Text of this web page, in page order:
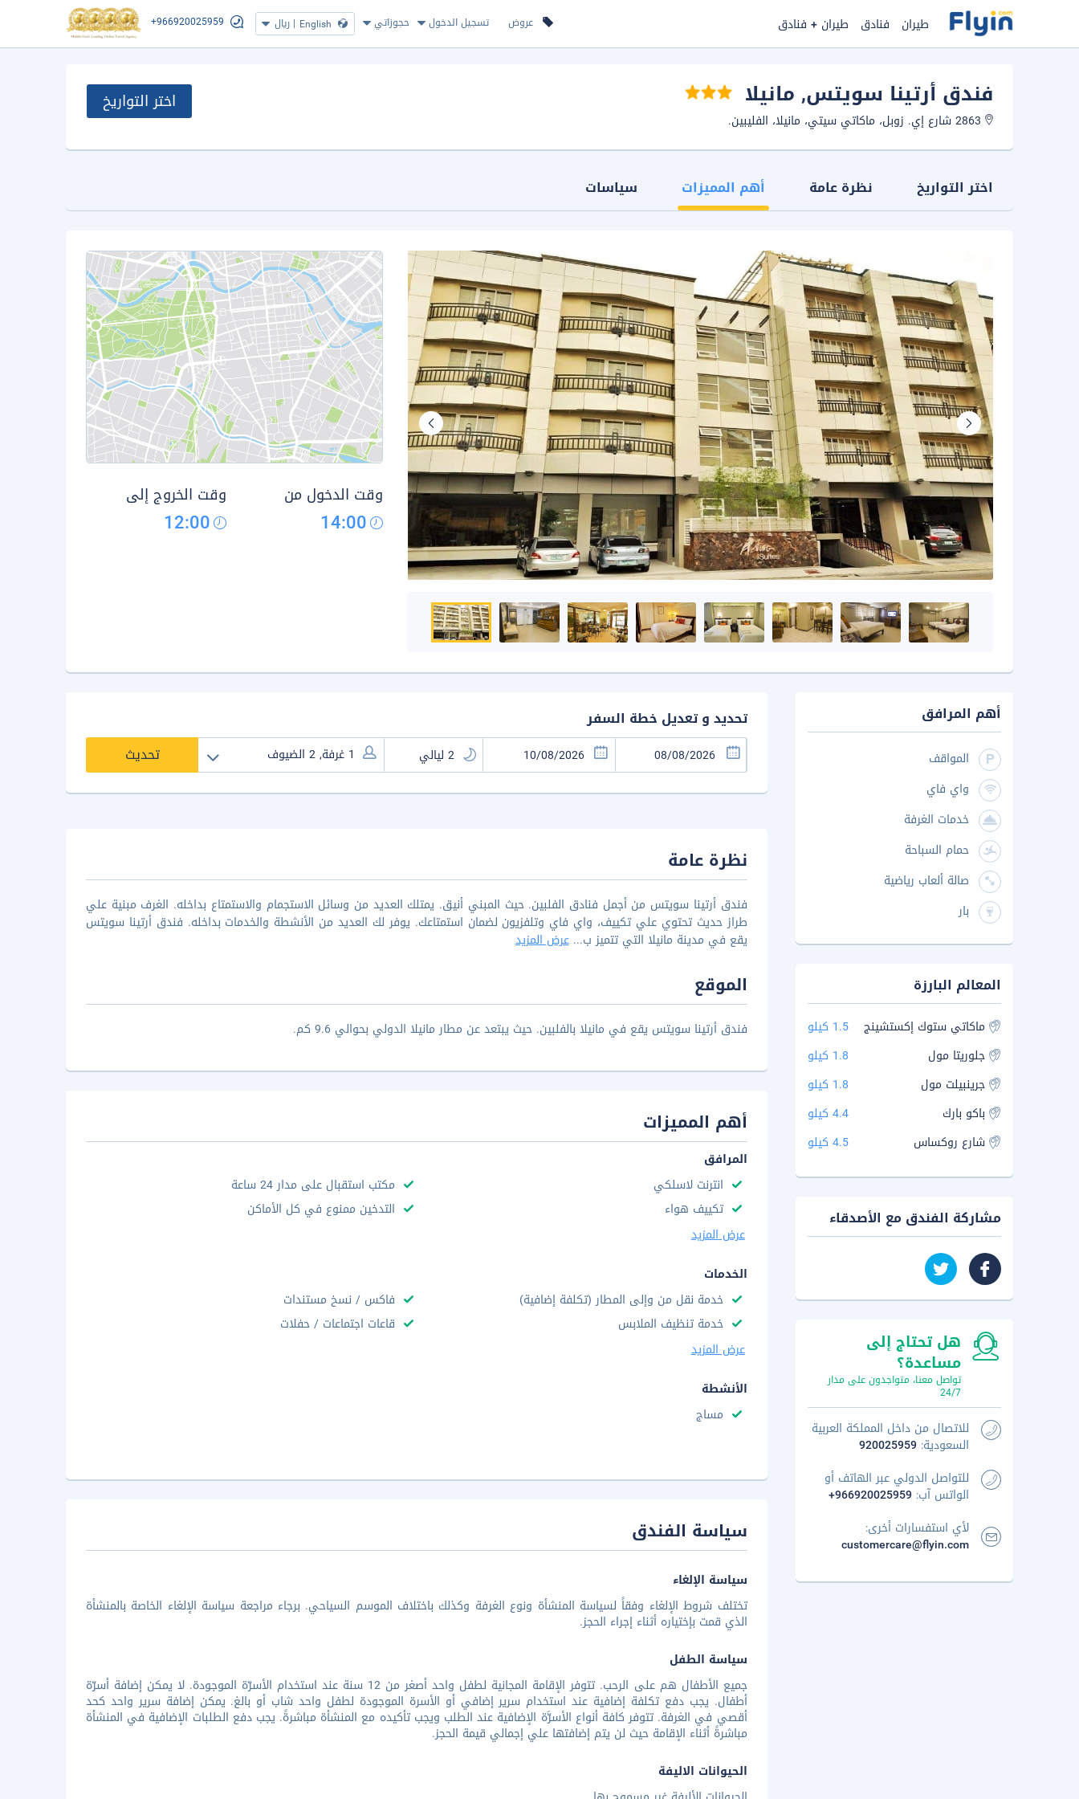
عروض تسجيل الدخول حجوزاتي English
| ريال +966920025959 طيران فنادق طيران + فنادق
فندق أرتينا سويتس, مانيلا اختر التواريخ
اختر التواريخ نظرة عامة أهم المميزات سياسات
وقت الدخول من
14:00
وقت الخروج إلى
12:00
تحديد و تعديل خطة السفر
تحديث
نظرة عامة
فندق أرتينا سويتس من أجمل فنادق الفلبين. حيث المبني أنيق. يمتلك العديد من وسائل الاستجمام والاستمتاع بداخله. الغرف مبنية علي
طراز حديث تحتوي علي تكييف، واي فاي وتلفزيون لضمان استمتاعك. يوفر لك العديد من الأنشطة والخدمات بداخله. فندق أرتينا سويتس
يقع في مدينة مانيلا التي تتميز ب...عرض المزيد
الموقع
فندق أرتينا سويتس يقع في مانيلا بالفلبين. حيث يبتعد عن مطار مانيلا الدولي بحوالي 9.6 كم.
أهم المميزات
المرافق
انترنت لاسلكي
مكتب استقبال على مدار 24 ساعة
تكييف هواء
التدخين ممنوع في كل الأماكن
عرض المزيد
الخدمات
خدمة نقل من وإلى المطار (تكلفة إضافية)
فاكس / نسخ مستندات
خدمة تنظيف الملابس
قاعات اجتماعات / حفلات
عرض المزيد
الأنشطة
مساج
سياسة الفندق
سياسة الإلغاء
تختلف شروط الإلغاء وفقاً لسياسة المنشأة ونوع الغرفة وكذلك باختلاف الموسم السياحي. برجاء مراجعة سياسة الإلغاء الخاصة بالمنشأة
الذي قمت بإختياره أثناء إجراء الحجز.
سياسة الطفل
جميع الأطفال هم على الرحب. تتوفر الإقامة المجانية لطفل واحد أصغر من 12 سنة عند استخدام الأسرّة الموجودة. لا يمكن إضافة أسرّة
أطفال. يجب دفع تكلفة إضافية عند استخدام سرير إضافي أو الأسرة الموجودة لطفل واحد شاب أو بالغ. يمكن إضافة سرير واحد كحد
أقصي في الغرفة. تتوفر كافة أنواع الأسرَّة الإضافية عند الطلب ويجب تأكيده مع المنشأة مباشرةً. يجب دفع الطلبات الإضافية في المنشأة
مباشرةً أثناء الإقامة حيث لن يتم إضافتها علي إجمالي قيمة الحجز.
الحيوانات الاليفة
أهم المرافق
المواقف
واي فاي
خدمات الغرفة
حمام السباحة
صالة ألعاب رياضية
بار
المعالم البارزة
ماكاتي ستوك إكستشينج
1.5 كيلو
جلوريتا مول
1.8 كيلو
جرينبيلت مول
1.8 كيلو
باكو بارك
4.4 كيلو
شارع روكساس
4.5 كيلو
مشاركة الفندق مع الأصدقاء
هل تحتاج إلى
مساعدة؟
تواصل معنا، متواجدون على مدار
24/7
للاتصال من داخل المملكة العربية
السعودية: 920025959
للتواصل الدولي عبر الهاتف أو
الواتس آب: +966920025959
لأي استفسارات أخرى:
customercare@flyin.com